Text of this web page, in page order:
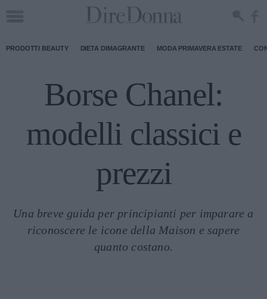
PRODOTTI BEAUTY DIETA DIMAGRANTE MODA PRIMAVERA ESTATE
Borse Chanel:
modelli classici e
prezzi
Una breve guida per principianti per imparare a
riconoscere le icone della Maison e sapere
quanto costano.